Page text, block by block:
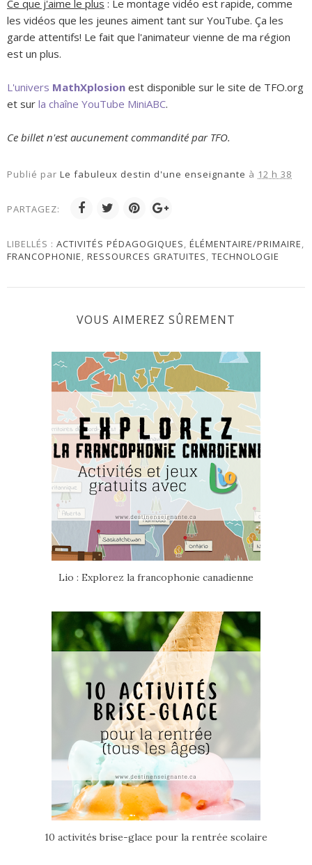
Ce que j'aime le plus : Le montage vidéo est rapide, comme
les vidéos que les jeunes aiment tant sur YouTube. Ça les
garde attentifs! Le fait que l'animateur vienne de ma région
est un plus.
L'univers MathXplosion est disponible sur le site de TFO.org
et sur la chaîne YouTube MiniABC.
Ce billet n'est aucunement commandité par TFO.
Publié par Le fabuleux destin d'une enseignante à 12 h 38
PARTAGEZ:
LIBELLÉS : ACTIVITÉS PÉDAGOGIQUES, ÉLÉMENTAIRE/PRIMAIRE,
FRANCOPHONIE, RESSOURCES GRATUITES, TECHNOLOGIE
VOUS AIMEREZ SÛREMENT
Lio : Explorez la francophonie canadienne
10 activités brise-glace pour la rentrée scolaire